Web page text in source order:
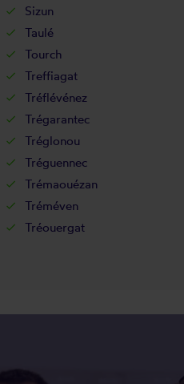
Sizun
Taulé
Tourch
Treffiagat
Tréflévénez
Trégarantec
Tréglonou
Tréguennec
Trémaouézan
Tréméven
Tréouergat